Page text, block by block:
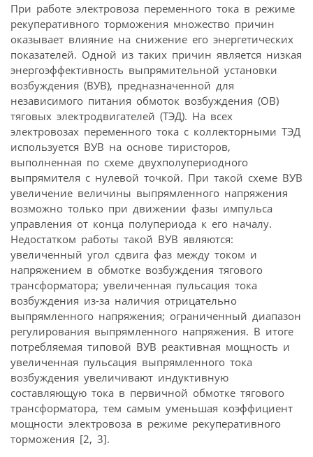
При работе электровоза переменного тока в режиме
рекуперативного торможения множество причин
оказывает влияние на снижение его энергетических
показателей. Одной из таких причин является низкая
энергоэффективность выпрямительной установки
возбуждения (ВУВ), предназначенной для
независимого питания обмоток возбуждения (ОВ)
тяговых электродвигателей (ТЭД). На всех
электровозах переменного тока с коллекторными ТЭД
используется ВУВ на основе тиристоров,
выполненная по схеме двухполупериодного
выпрямителя с нулевой точкой. При такой схеме ВУВ
увеличение величины выпрямленного напряжения
возможно только при движении фазы импульса
управления от конца полупериода к его началу.
Недостатком работы такой ВУВ являются:
увеличенный угол сдвига фаз между током и
напряжением в обмотке возбуждения тягового
трансформатора; увеличенная пульсация тока
возбуждения из-за наличия отрицательно
выпрямленного напряжения; ограниченный диапазон
регулирования выпрямленного напряжения. В итоге
потребляемая типовой ВУВ реактивная мощность и
увеличенная пульсация выпрямленного тока
возбуждения увеличивают индуктивную
составляющую тока в первичной обмотке тягового
трансформатора, тем самым уменьшая коэффициент
мощности электровоза в режиме рекуперативного
торможения [2, 3].